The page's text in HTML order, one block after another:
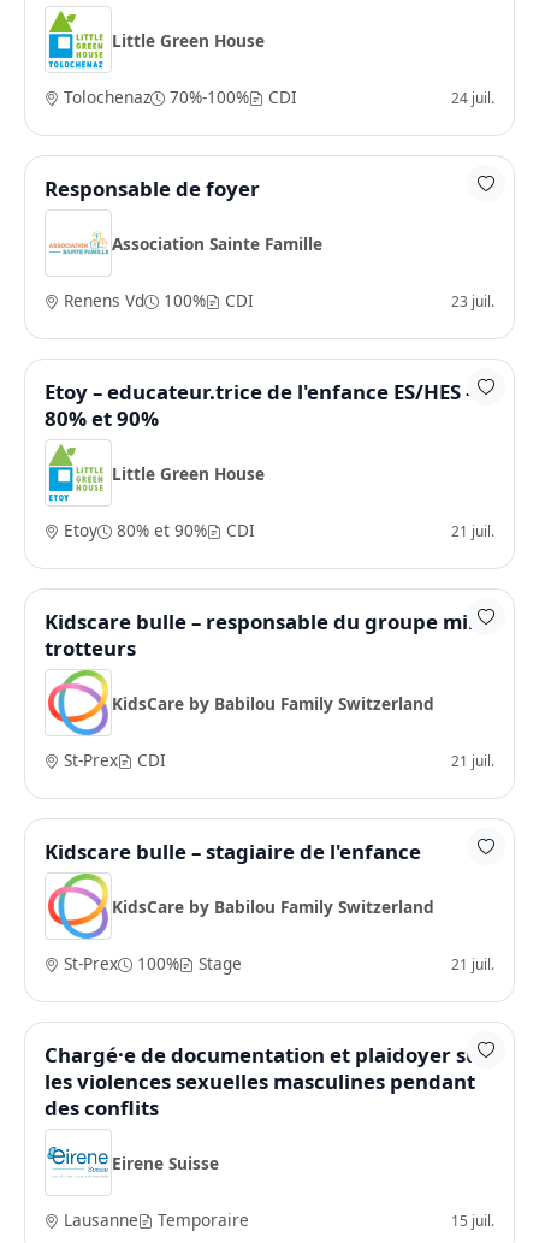
Little Green House
Tolochenaz 70%-100% CDI 24 juil.
Responsable de foyer
Association Sainte Famille
Renens Vd 100% CDI 23 juil.
Etoy – educateur.trice de l'enfance ES/HES –
80% et 90%
Little Green House
Etoy 80% et 90% CDI 21 juil.
Kidscare bulle – responsable du groupe mini
trotteurs
KidsCare by Babilou Family Switzerland
St-Prex CDI 21 juil.
Kidscare bulle – stagiaire de l'enfance
KidsCare by Babilou Family Switzerland
St-Prex 100% Stage 21 juil.
Chargé·e de documentation et plaidoyer sur
les violences sexuelles masculines pendant
des conflits
Eirene Suisse
Lausanne Temporaire 15 juil.